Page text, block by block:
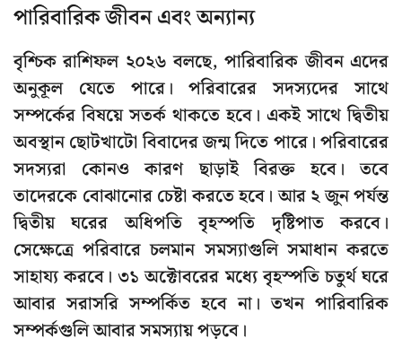
পারিবারিক জীবন এবং অন্যান্য
বৃশ্চিক রাশিফল ২০২৬ বলছে, পারিবারিক জীবন এদের
অনুকূল যেতে পারে। পরিবারের সদস্যদের সাথে
সম্পর্কের বিষয়ে সতর্ক থাকতে হবে। একই সাথে দ্বিতীয়
অবস্থান ছোটখাটো বিবাদের জন্ম দিতে পারে। পরিবারের
সদস্যরা কোনও কারণ ছাড়াই বিরক্ত হবে। তবে
তাদেরকে বোঝানোর চেষ্টা করতে হবে। আর ২ জুন পর্যন্ত
দ্বিতীয় ঘরের অধিপতি বৃহস্পতি দৃষ্টিপাত করবে।
সেক্ষেত্রে পরিবারে চলমান সমস্যাগুলি সমাধান করতে
সাহায্য করবে। ৩১ অক্টোবরের মধ্যে বৃহস্পতি চতুর্থ ঘরে
আবার সরাসরি সম্পর্কিত হবে না। তখন পারিবারিক
সম্পর্কগুলি আবার সমস্যায় পড়বে।